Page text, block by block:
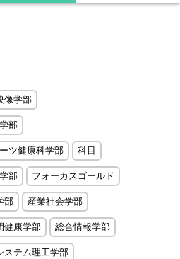
像学部
部
ツ健康科学部 科目
部 フォーカスゴールド
部 産業社会学部
健康学部 総合情報学部
ステム理工学部